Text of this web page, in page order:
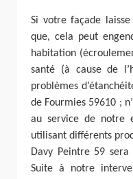
Si votre façade
que, cela peut
habitation
santé (à cause de
problèmes
de Fourmies 59610 ;
au service de notre
utilisant différents
Davy Peintre 59
Suite à notre